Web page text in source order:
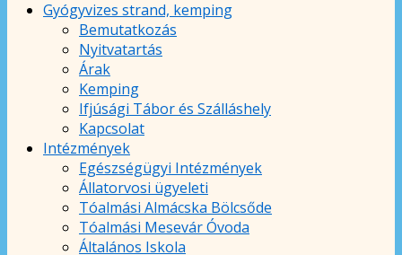
Gyógyvizes strand, kemping
Bemutatkozás
Nyitvatartás
Árak
Kemping
Ifjúsági Tábor és Szálláshely
Kapcsolat
Intézmények
Egészségügyi Intézmények
Állatorvosi ügyeleti
Tóalmási Almácska Bölcsőde
Tóalmási Mesevár Óvoda
Általános Iskola